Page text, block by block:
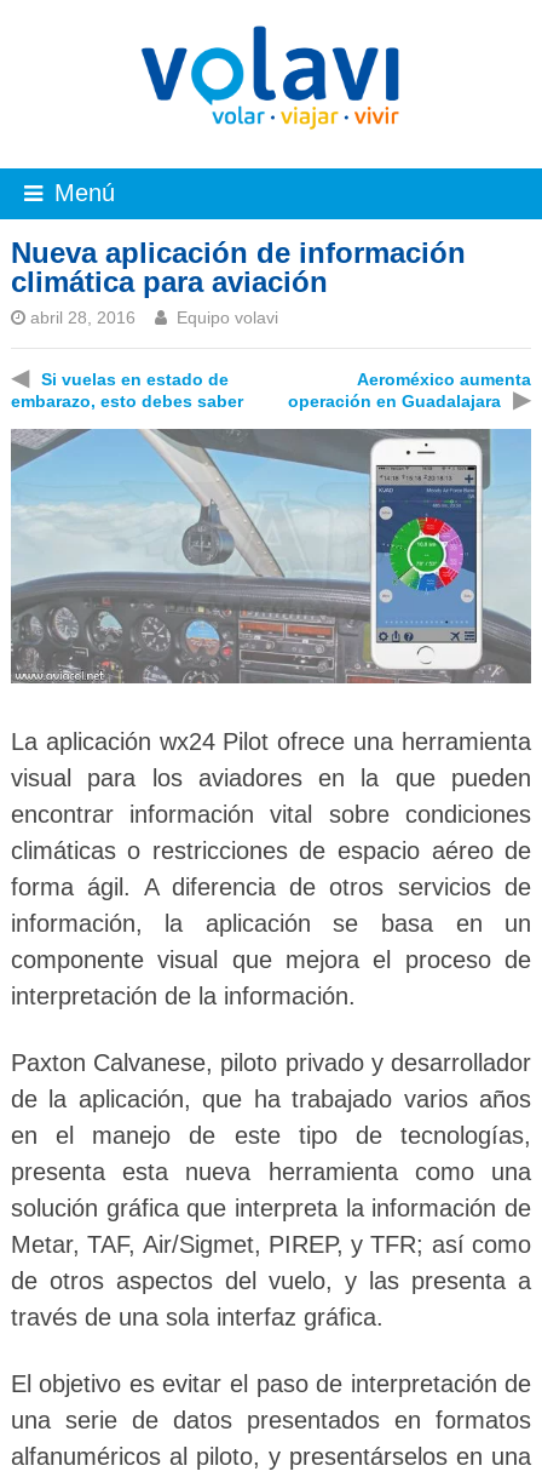
Menú
Nueva aplicación de información
climática para aviación
abril 28, 2016 Equipo volavi
◀
Si vuelas en estado de
embarazo, esto debes saber
Aeroméxico aumenta
operación en Guadalajara
▶
La aplicación wx24 Pilot ofrece una herramienta
visual para los aviadores en la que pueden
encontrar información vital sobre condiciones
climáticas o restricciones de espacio aéreo de
forma ágil. A diferencia de otros servicios de
información, la aplicación se basa en un
componente visual que mejora el proceso de
interpretación de la información.
Paxton Calvanese, piloto privado y desarrollador
de la aplicación, que ha trabajado varios años
en el manejo de este tipo de tecnologías,
presenta esta nueva herramienta como una
solución gráfica que interpreta la información de
Metar, TAF, Air/Sigmet, PIREP, y TFR; así como
de otros aspectos del vuelo, y las presenta a
través de una sola interfaz gráfica.
El objetivo es evitar el paso de interpretación de
una serie de datos presentados en formatos
alfanuméricos al piloto, y presentárselos en una